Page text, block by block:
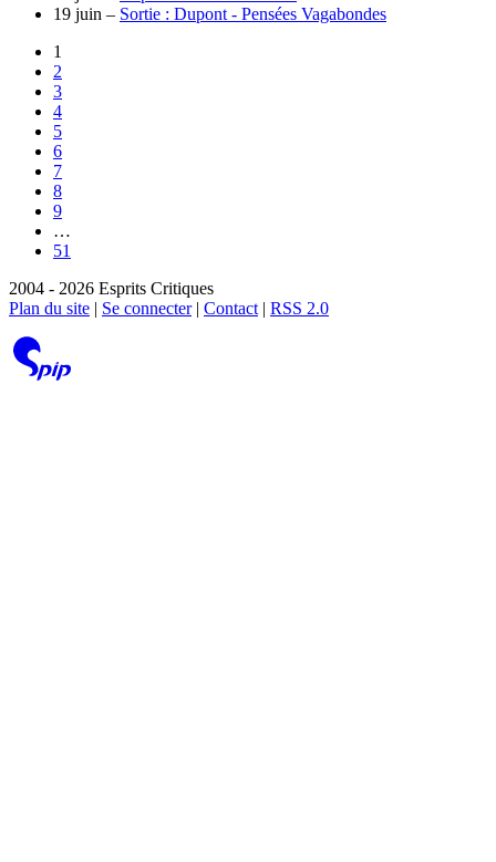
19 juin – Sortie : Dupont - Pensées Vagabondes
1
2
3
4
5
6
7
8
9
…
51
2004 - 2026 Esprits Critiques
Plan du site | Se connecter| Contact | RSS 2.0